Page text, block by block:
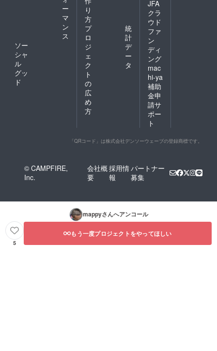
ー
マ
ン
ス
ソー
シャ
ル
グッ
ド
り
方
プ
ロ
ジ
ェ
ク
ト
の
広
め
方
統
計
デ
ー
タ
JFA
クラ
ウド
ファ
ン
ディ
ング
mac
hi-ya
補助
金申
請サ
ポー
ト
「QRコード」は株式会社デンソーウェーブの登録商標です。
© CAMPFIRE,
Inc.
会社概
要
採用情
報
パートナー
募集
mappyさんへアンコール
5
もう一度プロジェクトをやってほしい